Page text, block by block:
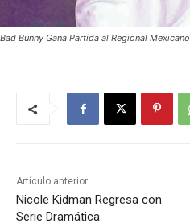
Bad Bunny Gana Partida al Regional Mexicano
Artículo anterior
Nicole Kidman Regresa con
Serie Dramática